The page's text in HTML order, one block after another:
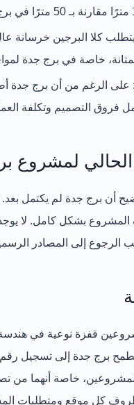
خاصة في برج جدة
على الرغم من أن برج جدة
فروق التصميم وتكلفة
لمشروع
بشكل كامل. لا يوجد
الرجوع إلى المصادر
قفزة نوعية في هندسة
يطمح برج جدة إلى تسجيل
المشروعين، خاصة أنهما
كل موقع ومتطلبات